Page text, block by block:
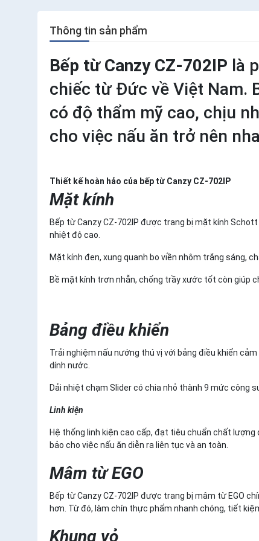
Thông tin sản phẩm
Bếp từ Canzy CZ-702IP là
chiếc từ Đức về Việt Nam.
có độ thẩm mỹ cao, chịu
cho việc nấu ăn trở nên
Thiết kế hoàn hảo của bếp từ Canzy CZ-702IP
Mặt kính
Bếp từ Canzy CZ-702IP được trang bị mặt kính
nhiệt độ cao.
Mặt kính đen, xung quanh bo viền nhôm trắng sáng,
Bề mặt kính trơn nhẵn, chống trầy xước tốt còn giúp
Bảng điều khiển
Trải nghiệm nấu nướng thú vị với bảng điều khiển
dính nước.
Dải nhiệt chạm Slider có chia nhỏ thành 9 mức công
Linh kiện
Hệ thống linh kiện cao cấp, đạt tiêu chuẩn chất
bảo cho việc nấu ăn diễn ra liên tục và an toàn.
Mâm từ EGO
Bếp từ Canzy CZ-702IP được trang bị mâm từ EGO
hơn. Từ đó, làm chín thực phẩm nhanh chóng, tiết
Khung vỏ